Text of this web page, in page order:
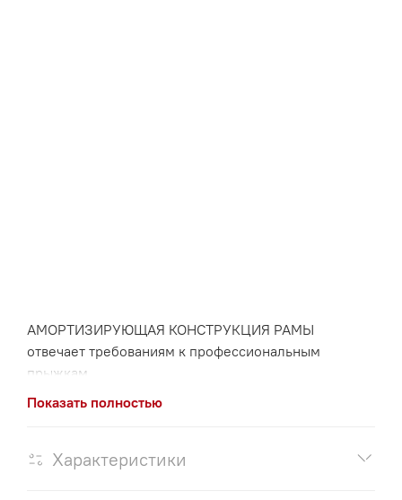
АМОРТИЗИРУЮЩАЯ КОНСТРУКЦИЯ РАМЫ
отвечает требованиям к профессиональным
прыжкам.
ПОРОШКОВАЯ ПОКРАСКА полиуретановой краской
ВСЕПОГОДНОСТЬ СЕТКИ И МАТИКОВ позволяет
Показать полностью
Характеристики